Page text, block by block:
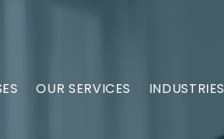
OUR SERVICES INDUSTRIES